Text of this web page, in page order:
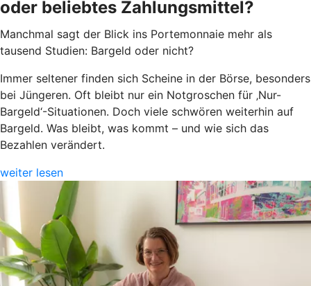
oder beliebtes Zahlungsmittel?
Manchmal sagt der Blick ins Portemonnaie mehr als
tausend Studien: Bargeld oder nicht?
Immer seltener finden sich Scheine in der Börse, besonders
bei Jüngeren. Oft bleibt nur ein Notgroschen für ‚Nur-
Bargeld‘-Situationen. Doch viele schwören weiterhin auf
Bargeld. Was bleibt, was kommt – und wie sich das
Bezahlen verändert.
weiter lesen